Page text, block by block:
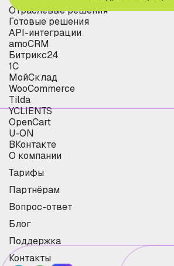
Отраслевые решения
Готовые решения
API-интеграции
amoCRM
Битрикс24
1С
МойСклад
WooCommerce
Tilda
YCLIENTS
OpenCart
U-ON
ВКонтакте
О компании
Тарифы
Партнёрам
Вопрос-ответ
Блог
Поддержка
Контакты